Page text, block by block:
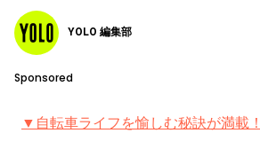
YOLO 編集部
Sponsored
▼自転車ライフを愉しむ秘訣が満載